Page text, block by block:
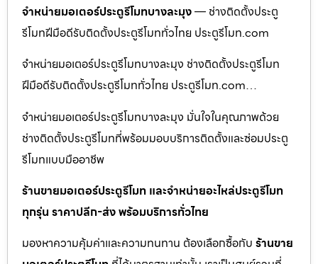
จำหน่ายมอเตอร์ประตูรีโมทบางละมุง— ช่างติดตั้งประตู
รีโมทฝีมือดีรับติดตั้งประตูรีโมททั่วไทย ประตูรีโมท.com
จำหน่ายมอเตอร์ประตูรีโมทบางละมุง ช่างติดตั้งประตูรีโมท
ฝีมือดีรับติดตั้งประตูรีโมททั่วไทย ประตูรีโมท.com…
จำหน่ายมอเตอร์ประตูรีโมทบางละมุง มั่นใจในคุณภาพด้วย
ช่างติดตั้งประตูรีโมทที่พร้อมมอบบริการติดตั้งและซ่อมประตู
รีโมทแบบมืออาชีพ
ร้านขายมอเตอร์ประตูรีโมท และจำหน่ายอะไหล่ประตูรีโมท
ทุกรุ่น ราคาปลีก-ส่ง พร้อมบริการทั่วไทย
มองหาความคุ้มค่าและความทนทาน ต้องเลือกซื้อกับ ร้านขาย